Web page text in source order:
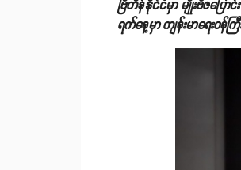
ဗြိတိန်နိုင်ငံမှာ မျိုးဗီဇပြေ
ရက်နေ့မှာ ကျန်းမာရေး